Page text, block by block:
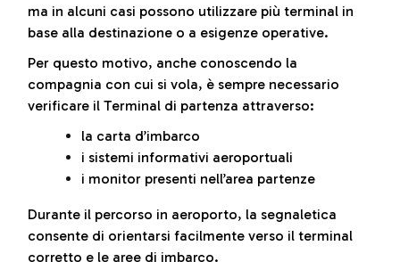
ma in alcuni casi possono utilizzare più terminal in
base alla destinazione o a esigenze operative.
Per questo motivo, anche conoscendo la
compagnia con cui si vola, è sempre necessario
verificare il Terminal di partenza attraverso:
la carta d’imbarco
i sistemi informativi aeroportuali
i monitor presenti nell’area partenze
Durante il percorso in aeroporto, la segnaletica
consente di orientarsi facilmente verso il terminal
corretto e le aree di imbarco.